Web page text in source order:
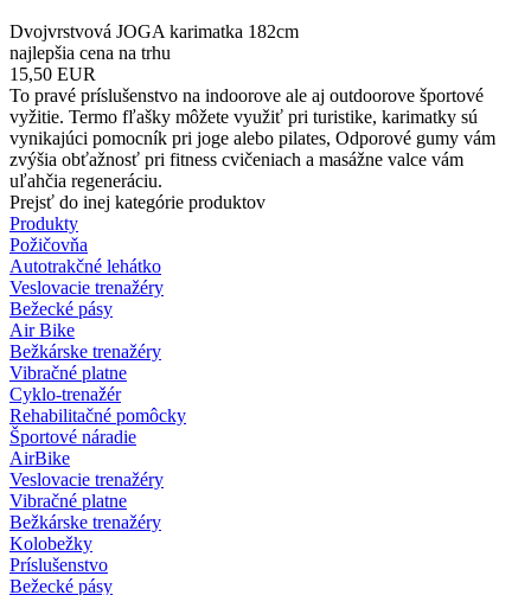
Dvojvrstvová JOGA karimatka 182cm
najlepšia cena na trhu
15,50 EUR
To pravé príslušenstvo na indoorove ale aj outdoorove športové
vyžitie. Termo fľašky môžete využiť pri turistike, karimatky sú
vynikajúci pomocník pri joge alebo pilates, Odporové gumy vám
zvýšia obťažnosť pri fitness cvičeniach a masážne valce vám
uľahčia regeneráciu.
Prejsť do inej kategórie produktov
Produkty
Požičovňa
Autotrakčné lehátko
Veslovacie trenažéry
Bežecké pásy
Air Bike
Bežkárske trenažéry
Vibračné platne
Cyklo-trenažér
Rehabilitačné pomôcky
Športové náradie
AirBike
Veslovacie trenažéry
Vibračné platne
Bežkárske trenažéry
Kolobežky
Príslušenstvo
Bežecké pásy